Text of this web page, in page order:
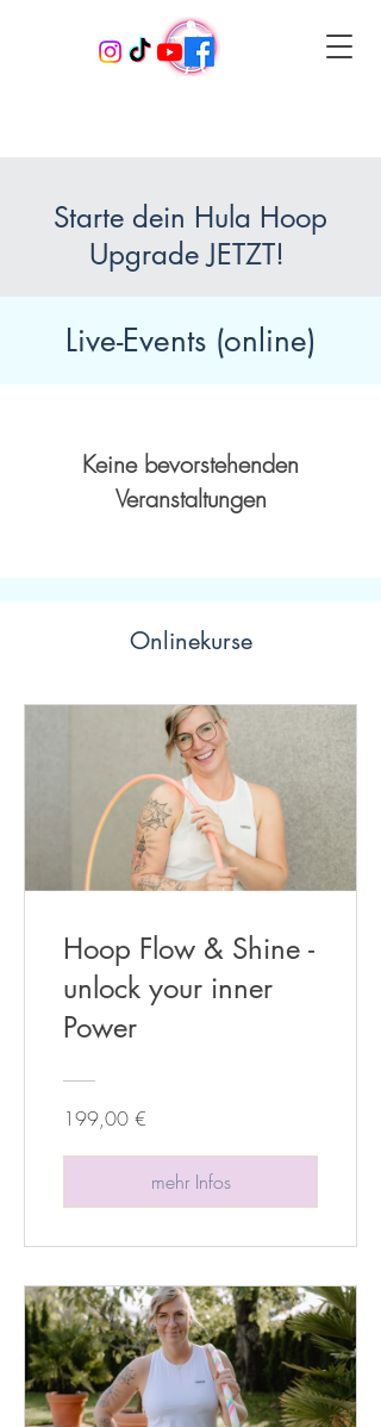
Starte dein Hula Hoop
Upgrade JETZT!
Live-Events (online)
Keine bevorstehenden
Veranstaltungen
Onlinekurse
Hoop Flow & Shine -
unlock your inner
Power
199,00 €
mehr Infos